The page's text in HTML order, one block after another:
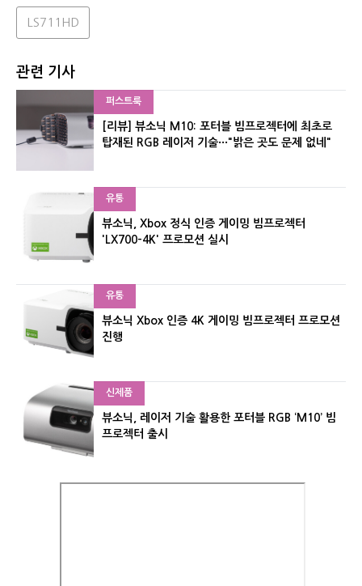
LS711HD
관련 기사
퍼스트룩
[리뷰] 뷰소닉 M10: 포터블 빔프로젝터에 최초로
탑재된 RGB 레이저 기술···"밝은 곳도 문제 없네"
유통
뷰소닉, Xbox 정식 인증 게이밍 빔프로젝터
'LX700-4K' 프로모션 실시
유통
뷰소닉 Xbox 인증 4K 게이밍 빔프로젝터 프로모션
진행
신제품
뷰소닉, 레이저 기술 활용한 포터블 RGB ‘M10’ 빔
프로젝터 출시